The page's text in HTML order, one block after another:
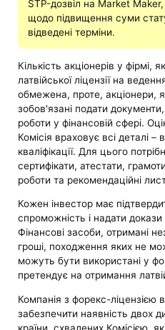
STP-дозвіл на Market
щодо підвищення суми
відведені терміни.
Кількість акціонерів у
латвійської ліцензії на
обмежена, проте, акціонери,
зобов'язані подати
роботи у фінансовій сфері.
Комісія враховує всі деталі –
кваліфікації. Для цього
сертифікати, атестати,
роботи та рекомендаційні
Кожен інвестор має
спроможність і надати
Фінансові засоби, отримані
гроші, походження яких не
можуть бути використані у
претендує на отримання
Компанія з форекс-ліцензією
забезпечити наявність двох